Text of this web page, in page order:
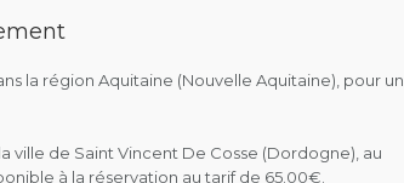
la région Aquitaine (Nouvelle Aquitaine), pour un
ville de Saint Vincent De Cosse (Dordogne), au
à la réservation au tarif de 65.00€.